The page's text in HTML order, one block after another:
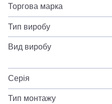
Торгова марка
Тип виробу
Вид виробу
Серія
Тип монтажу